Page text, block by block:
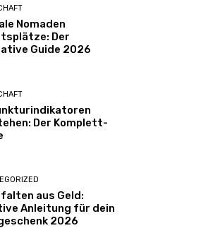
Nomaden
Der
Guide 2026
Der Komplett-
aus Geld:
Anleitung für dein
2026